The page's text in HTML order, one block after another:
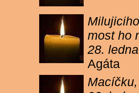
most ho
28.
Agáta